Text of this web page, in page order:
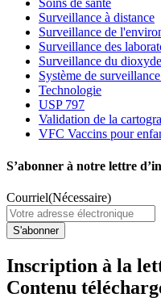
Soins de santé
Surveillance à distance
Surveillance de
Surveillance des
Surveillance du
Système de
Technologie
USP 797
Validation de la
VFC Vaccins pour
S’abonner à notre lettre
Courriel(Nécessaire)
Inscription à la
Contenu